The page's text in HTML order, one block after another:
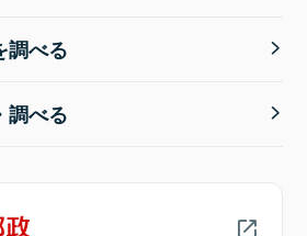
調べる
調べる